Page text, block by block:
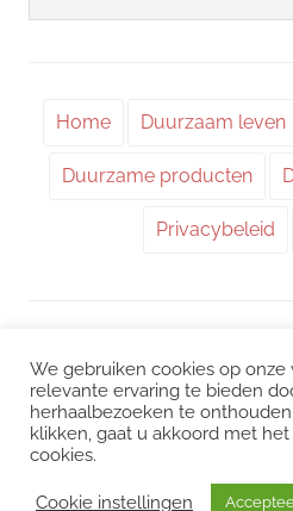
Home Duurzaam leven
Duurzame producten
Privacybeleid
Instagram|Facebook|
interessant:CO2 uitstoot Duurzame
We gebruiken cookies op
relevante ervaring te bieden
herhaalbezoeken te
klikken, gaat u akkoord met
cookies.
Cookie instellingen